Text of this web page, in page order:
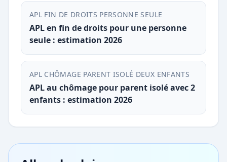
APL FIN DE DROITS PERSONNE SEULE
APL en fin de droits pour une personne
seule : estimation 2026
APL CHÔMAGE PARENT ISOLÉ DEUX ENFANTS
APL au chômage pour parent isolé avec 2
enfants : estimation 2026